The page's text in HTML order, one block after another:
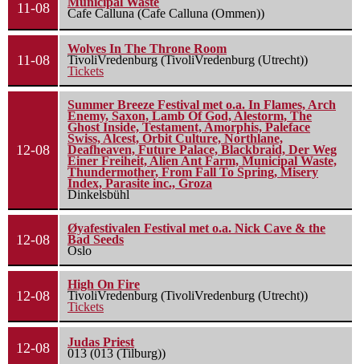
11-08
Cafe Calluna (Cafe Calluna (Ommen))
11-08
Wolves In The Throne Room
TivoliVredenburg (TivoliVredenburg (Utrecht))
Tickets
12-08
Summer Breeze Festival met o.a. In Flames, Arch
Enemy, Saxon, Lamb Of God, Alestorm, The
Ghost Inside, Testament, Amorphis, Paleface
Swiss, Alcest, Orbit Culture, Northlane,
Deafheaven, Future Palace, Blackbraid, Der Weg
Einer Freiheit, Alien Ant Farm, Municipal Waste,
Thundermother, From Fall To Spring, Misery
Index, Parasite inc., Groza
Dinkelsbühl
12-08
Øyafestivalen Festival met o.a. Nick Cave & the
Bad Seeds
Oslo
12-08
High On Fire
TivoliVredenburg (TivoliVredenburg (Utrecht))
Tickets
12-08
Judas Priest
013 (013 (Tilburg))